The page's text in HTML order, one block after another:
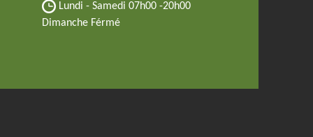
Lundi - Samedi 07h00 -20h00
Dimanche Férmé